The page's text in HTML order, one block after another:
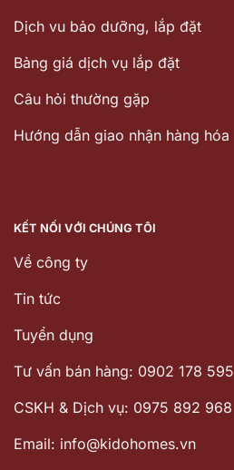
Dịch vu bảo dưỡng, lắp đặt
Bảng giá dịch vụ lắp đặt
Câu hỏi thường gặp
Hướng dẫn giao nhận hàng hóa
KẾT NỐI VỚI CHÚNG TÔI
Về công ty
Tin tức
Tuyển dụng
Tư vấn bán hàng: 0902 178 595
CSKH & Dịch vụ: 0975 892 968
Email: info@kidohomes.vn